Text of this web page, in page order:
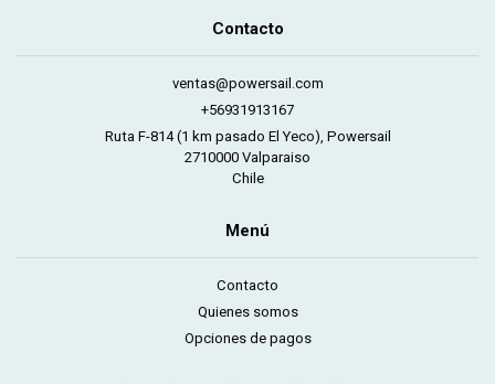
Contacto
ventas@powersail.com
+56931913167
Ruta F-814 (1 km pasado El Yeco), Powersail
2710000 Valparaiso
Chile
Menú
Contacto
Quienes somos
Opciones de pagos